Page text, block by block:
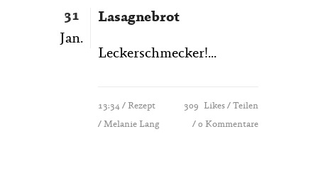
31
Jan.
Lasagnebrot
Leckerschmecker!...
13:34 / Rezept
/ Melanie Lang
309 Likes
Teilen
0 Kommentare